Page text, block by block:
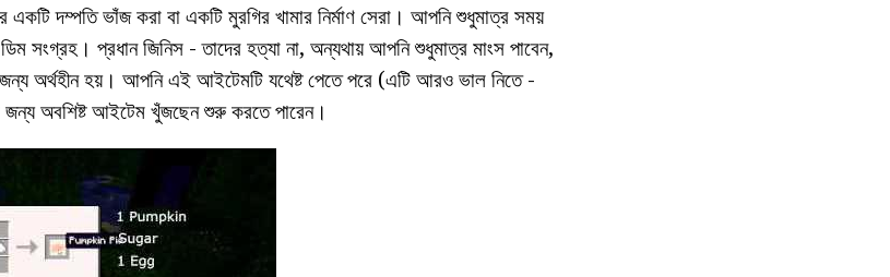
দম্পতি ভাঁজ করা বা একটি মুরগির খামার নির্মাণ সেরা। আপনি শুধুমাত্র সময়
সংগ্রহ। প্রধান জিনিস - তাদের হত্যা না, অন্যথায় আপনি শুধুমাত্র মাংস পাবেন,
জন্য অর্থহীন হয়। আপনি এই আইটেমটি যথেষ্ট পেতে পরে (এটি আরও ভাল নিতে -
অবশিষ্ট আইটেম খুঁজছেন শুরু করতে পারেন।